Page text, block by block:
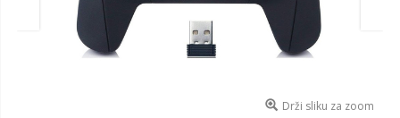
Drži sliku za zoom